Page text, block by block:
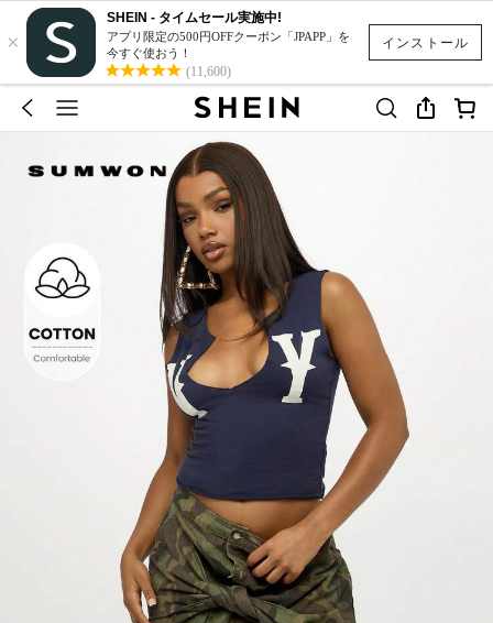
インストール
×
SHEIN - タイムセール実施中!
アプリ限定の500円OFFクーポン「JPAPP」を
今すぐ使おう！
(11,600)